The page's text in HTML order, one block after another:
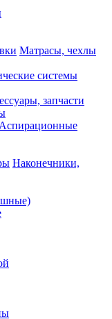
Матрасы, чехлы
системы
запчасти
Аспирационные
Наконечники,